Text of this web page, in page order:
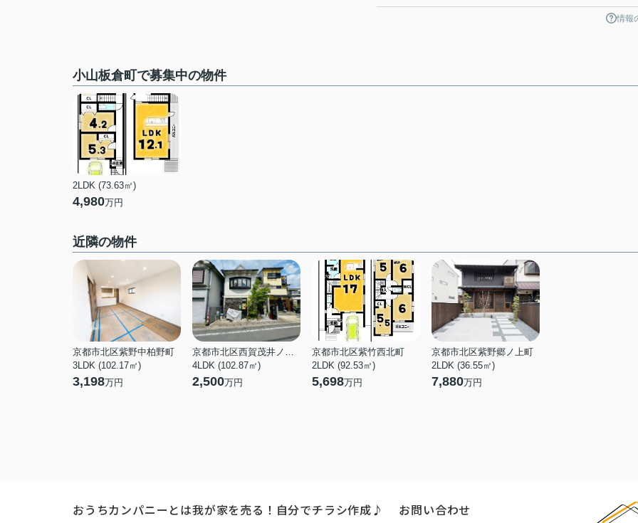
情報
小山板倉町で募集中の物件
2LDK (73.63㎡)
4,980万円
近隣の物件
京都市北区紫野中柏野町
3LDK (102.17㎡)
3,198万円
京都市北区西賀茂井ノ口町
4LDK (102.87㎡)
2,500万円
京都市北区紫竹西北町
2LDK (92.53㎡)
5,698万円
京都市北区紫野郷ノ上町
2LDK (36.55㎡)
7,880万円
おうちカンパニーとは我が家を売る！自分でチラシ作成♪ お問い合わせ